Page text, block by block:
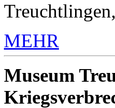
MEHR
Museum